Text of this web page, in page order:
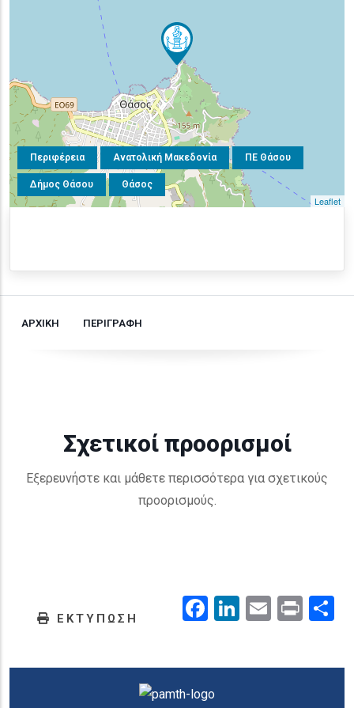
Περιφέρεια Ανατολική Μακεδονία ΠΕ Θάσου
Δήμος Θάσου Θάσος
Leaflet
ΑΡΧΙΚΗ ΠΕΡΙΓΡΑΦΗ
Σχετικοί προορισμοί
Εξερευνήστε και μάθετε περισσότερα για σχετικούς
προορισμούς.
ΕΚΤΥΠΩΣΗ Facebook
LinkedIn
EmailPrint